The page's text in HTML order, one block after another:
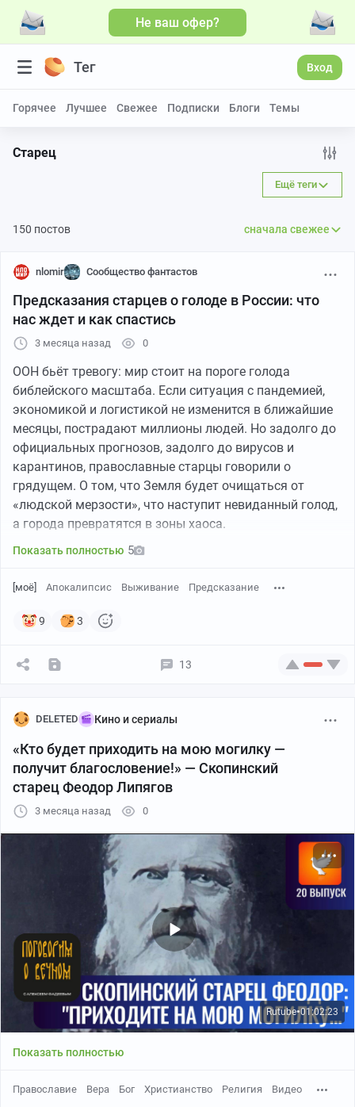
Не ваш офер?
Тег Вход
Горячее Лучшее Свежее Подписки Блоги Темы
Старец
Ещё теги
150 постов сначала свежее
nlomir Сообщество фантастов
Предсказания старцев о голоде в России: что
нас ждет и как спастись
3 месяца назад 0
ООН бьёт тревогу: мир стоит на пороге голода
библейского масштаба. Если ситуация с пандемией,
экономикой и логистикой не изменится в ближайшие
месяцы, пострадают миллионы людей. Но задолго до
официальных прогнозов, задолго до вирусов и
карантинов, православные старцы говорили о
грядущем. О том, что Земля будет очищаться от
«людской мерзости», что наступит невиданный голод,
а города превратятся в зоны хаоса.
Показать полностью 5
[моё] Апокалипсис Выживание Предсказание
9 3
13
DELETED Кино и сериалы
«Кто будет приходить на мою могилку —
получит благословение!» — Скопинский
старец Феодор Липягов
3 месяца назад 0
Rutube●01:02:23
Показать полностью
Православие Вера Бог Христианство Религия Видео
Больше видео